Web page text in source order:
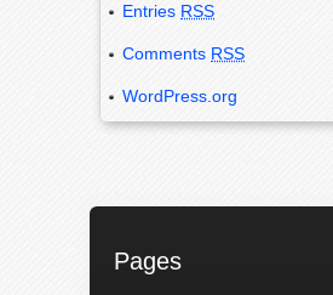
Entries RSS
Comments RSS
WordPress.org
Pages